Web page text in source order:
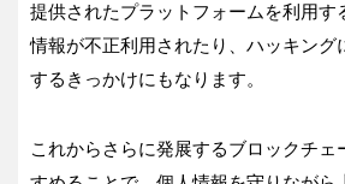
提供されたプラットフォームを利用す
情報が不正利用されたり、ハッキング
するきっかけにもなります。
これからさらに発展するブロックチェ